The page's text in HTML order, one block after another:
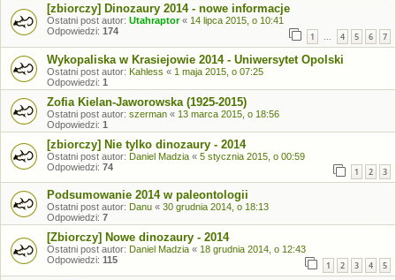
[zbiorczy] Dinozaury 2014 - nowe informacje
Ostatni post autor: Utahraptor« 14 lipca 2015, o 10:41
Odpowiedzi: 174 1 … 4 5 6 7
Wykopaliska w Krasiejowie 2014 - Uniwersytet Opolski
Ostatni post autor: Kahless « 1 maja 2015, o 07:25
Odpowiedzi: 1
Zofia Kielan-Jaworowska (1925-2015)
Ostatni post autor: szerman « 13 marca 2015, o 18:56
Odpowiedzi: 1
[zbiorczy] Nie tylko dinozaury - 2014
Ostatni post autor: Daniel Madzia « 5 stycznia 2015, o 00:59
Odpowiedzi: 74 1 2 3
Podsumowanie 2014 w paleontologii
Ostatni post autor: Danu « 30 grudnia 2014, o 18:13
Odpowiedzi: 7
[Zbiorczy] Nowe dinozaury - 2014
Ostatni post autor: Daniel Madzia « 18 grudnia 2014, o 12:43
Odpowiedzi: 115 1 2 3 4 5